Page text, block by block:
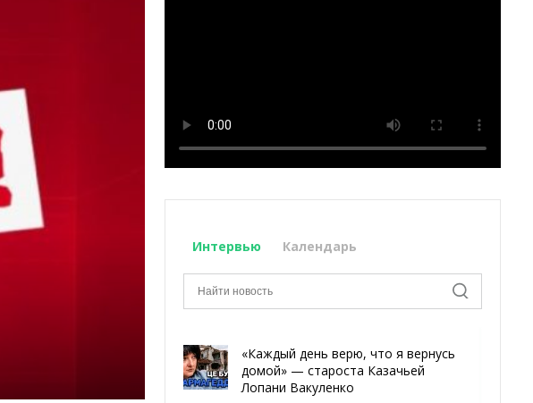
Интервью Календарь
«Каждый день верю, что я вернусь
домой» — староста Казачьей
Лопани Вакуленко